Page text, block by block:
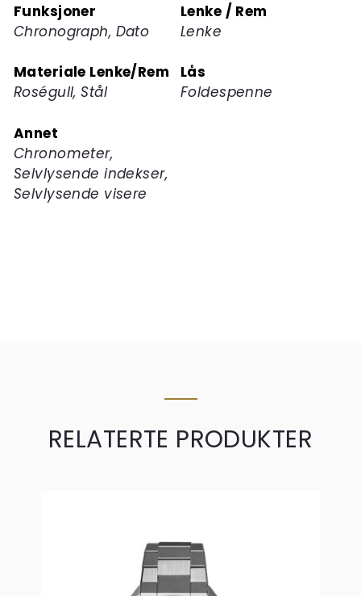
Funksjoner
Chronograph, Dato
Lenke / Rem
Lenke
Materiale Lenke/Rem
Roségull, Stål
Lås
Foldespenne
Annet
Chronometer,
Selvlysende indekser,
Selvlysende visere
RELATERTE PRODUKTER